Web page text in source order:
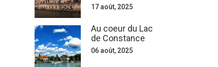
17 août, 2025
Au coeur du Lac
de Constance
06 août, 2025